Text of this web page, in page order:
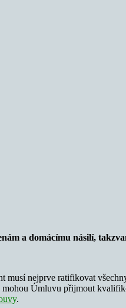
a domácímu násilí,
nejprve ratifikovat
mohou Úmluvu přijmout
.